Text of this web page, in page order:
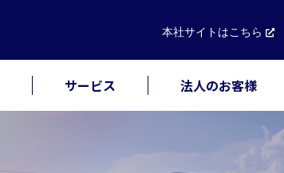
本社サイト はこちら
サービス 法人のお客様